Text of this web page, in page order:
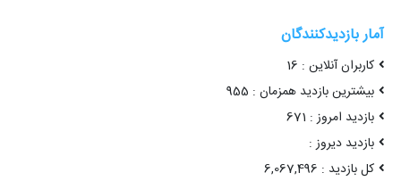
آمار بازدیدکنندگان
کاربران آنلاین : 16
بیشترین بازدید همزمان : 955
بازدید امروز : 671
بازدید دیروز :
کل بازدید : 6,067,496